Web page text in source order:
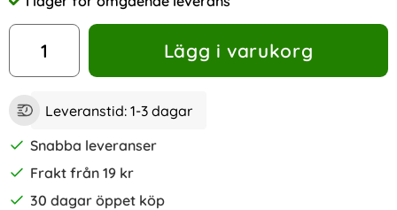
Tillgänglighet:
antal
Lägg i varukorg
Leveranstid: 1-3 dagar
Snabba leveranser
Frakt från 19 kr
30 dagar öppet köp